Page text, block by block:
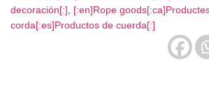
decoración[:]
[:en]Rope
corda[:es]Productos de cuerda[:]